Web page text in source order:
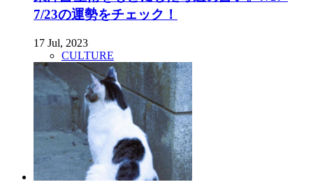
7/23の運勢をチェック！
17 Jul, 2023
CULTURE